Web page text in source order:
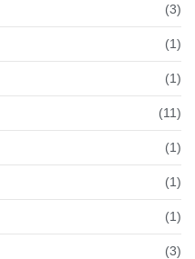
(3)
(1)
(1)
(11)
(1)
(1)
(1)
(3)